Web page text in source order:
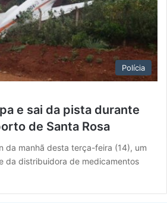
Polícia
e sai da pista durante
de Santa Rosa
da manhã desta terça-feira (14), um
da distribuidora de medicamentos